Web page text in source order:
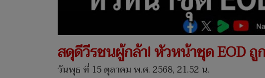
สดุดีวีรชนผู้กล้า! หัวหน้าชุด EOD
วันพุธ ที่ 15 ตุลาคม พ.ศ. 2568, 21.52 น.